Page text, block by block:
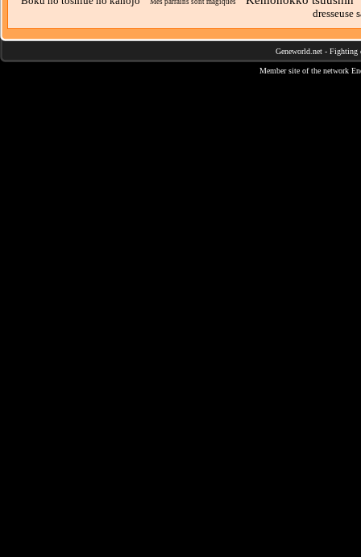
Mes parrains sont magiques
dresseuse
Geneworld.net - Fighting
Member site of the network